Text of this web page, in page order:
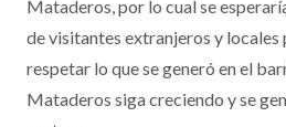
Mataderos, por lo cual se
de visitantes extranjeros y locales
respetar lo que se generó en el
Mataderos siga creciendo y se